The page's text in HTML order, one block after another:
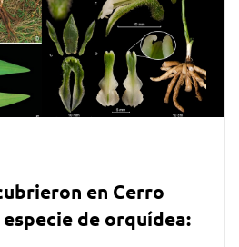
en Cerro
especie de orquídea: